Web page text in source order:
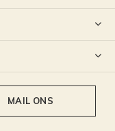
MAIL ONS